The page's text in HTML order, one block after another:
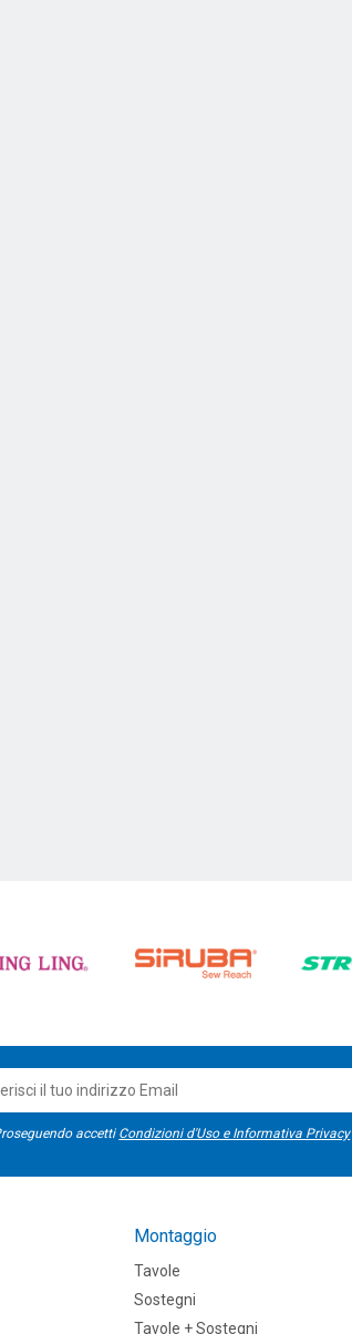
accetti Condizioni d'Uso e Informativa Privacy
Montaggio
Tavole
Sostegni
Tavole + Sostegni